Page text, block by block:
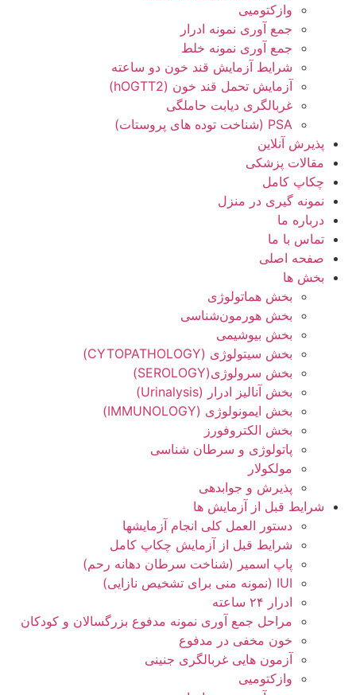
وازکتومیی
جمع آوری نمونه ادرار
جمع آوری نمونه خلط
شرایط آزمایش قند خون دو ساعته
آزمایش تحمل قند خون (hOGTT2)
غربالگری دیابت حاملگی
PSA (شناخت توده های پروستات)
پذیرش آنلاین
مقالات پزشکی
چکاپ کامل
نمونه گیری در منزل
درباره ما
تماس با ما
صفحه اصلی
بخش ها
بخش هماتولوژی
بخش هورمون‌شناسی
بخش بیوشیمی
بخش سیتولوژی (СYTOPATHOLOGY)
بخش سرولوژی(SEROLOGY)
بخش آنالیز ادرار (Urinalysis)
بخش ایمونولوژی (IMMUNOLOGY)
بخش الکتروفورز
پاتولوژی و سرطان شناسی
مولکولار
پذیرش و جوابدهی
شرایط قبل از آزمایش ها
دستور العمل کلی انجام آزمایشها
شرایط قبل از آزمایش چکاپ کامل
پاپ اسمیر (شناخت سرطان دهانه رحم)
IUI (نمونه منی برای تشخیص نازایی)
ادرار ۲۴ ساعته
مراحل جمع آوری نمونه مدفوع بزرگسالان و کودکان
خون مخفی در مدفوع
آزمون هایی غربالگری جنینی
وازکتومیی